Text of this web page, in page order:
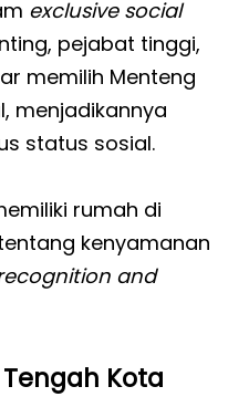
exclusive social
pejabat tinggi,
memilih Menteng
menjadikannya
status sosial.
rumah di
kenyamanan
and
Kota